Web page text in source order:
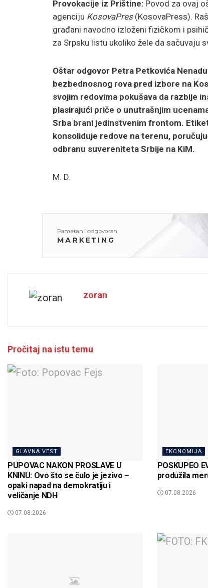
Provokacije iz Prištine: Povod za ovaj
agenciju KosovaPres(KosovaPress).
građani navodno izloženi fizičkom i
za Srpsku listu ukoliko žele da sačuvaju
Oštar odgovor Petra Petkovića
bezbednosnog rova pred izbore na
svojim redovima pokušava da razbije
plasirajući priče o unutrašnjim
Srba brani jedinstvenim frontom.
konsoliduje redove na terenu,
odbranu suvereniteta Srbije na KiM.
M. D.
zoran
Pročitaj na istu temu
GLAVNA VEST
PUPOVAC NAKON PROSLAVE U
KNINU: Ovo što se čulo je jezivo –
opaki napad na demokratiju i
veličanje NDH
07.08.2026
EKONOMIJA
POSKUPEO
produžila
07.08.2026